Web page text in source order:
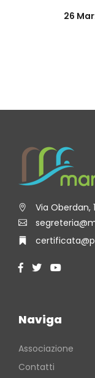
26
Via Oberdan,
Naviga
Associazione
Contatti